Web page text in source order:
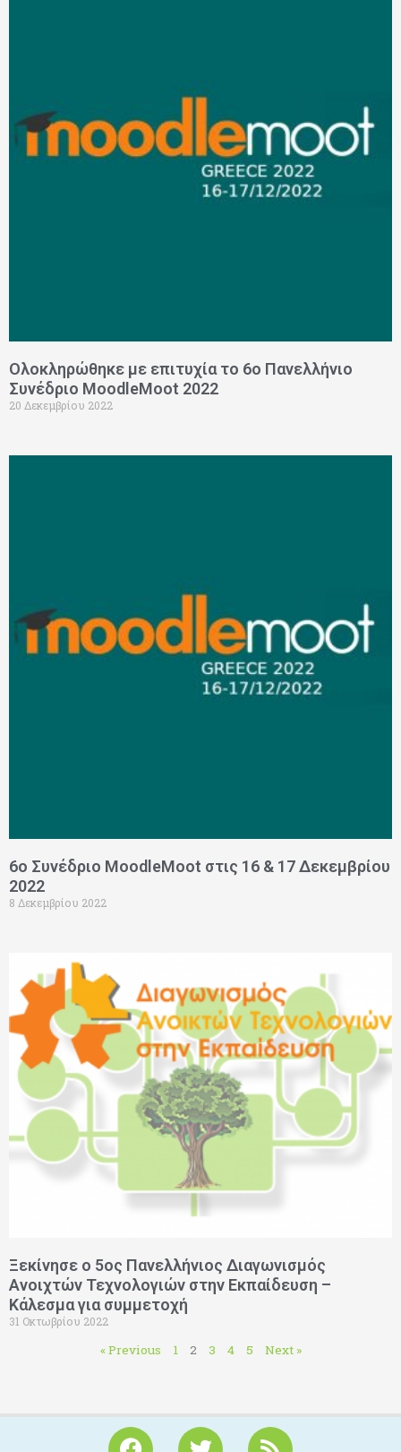
Ολοκληρώθηκε με επιτυχία το 6ο Πανελλήνιο
Συνέδριο MoodleMoot 2022
20 Δεκεμβρίου 2022
6ο Συνέδριο MoodleMoot στις 16 & 17 Δεκεμβρίου
2022
8 Δεκεμβρίου 2022
Ξεκίνησε ο 5ος Πανελλήνιος Διαγωνισμός
Ανοιχτών Τεχνολογιών στην Εκπαίδευση –
Κάλεσμα για συμμετοχή
31 Οκτωβρίου 2022
« Previous 1 2 3 4 5 Next »
F
T
R